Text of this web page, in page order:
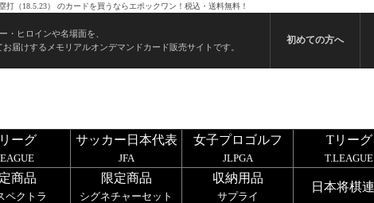
（18.5.23） のカードを買うならエポックワン！税込・送料無料！
・ヒロインや名場面を、
届けするメモリアルオンデマンドカード販売サイトです。
初めての方へ
リーグ サッカー日本代表
JFA
女子プロゴルフ
JLPGA
Tリーグ
T.LEAGUE
商品
ペクトラ
限定商品
シグネチャーセット
収納用品
サプライ
日本将棋